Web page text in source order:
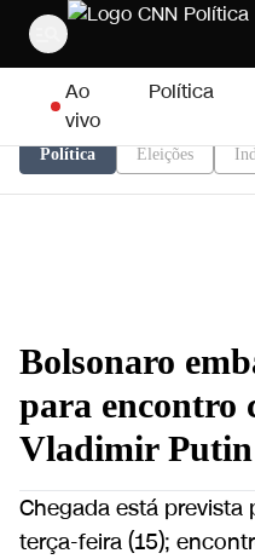
Pular para o conteúdo
Ao
vivo
Política
Política Eleições
Bolsonaro
para encontro
Vladimir Putin
Chegada está prevista
terça-feira (15);